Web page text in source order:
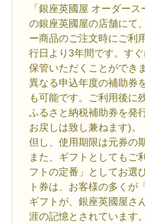
「銀座英國屋 オーダー
の銀座英國屋の店舗にて
ー商品のご注文時にご利
行日より3年間です。す
保管いただくことができ
異なる申込年度の補助券
も可能です。ご利用後に
ふるさと納税補助券を発
お戻しは致し兼ねます)。
但し、使用期限は元券の
また、ギフトとしてもご
フトの定番」としてお選
ト券は、お客様の多くが
ギフトが、銀座英國屋さ
涯の記憶とされています